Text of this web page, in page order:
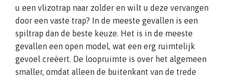
u een vlizotrap naar zolder en wilt u deze vervangen
door een vaste trap? In de meeste gevallen is een
spiltrap dan de beste keuze. Het is in de meeste
gevallen een open model, wat een erg ruimtelijk
gevoel creëert. De loopruimte is over het algemeen
smaller, omdat alleen de buitenkant van de trede